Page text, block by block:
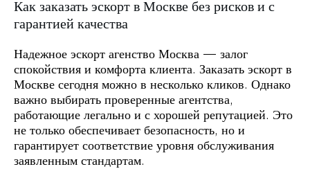
Как заказать эскорт в Москве без рисков и с
гарантией качества
Надежное эскорт агенство Москва — залог
спокойствия и комфорта клиента. Заказать эскорт в
Москве сегодня можно в несколько кликов. Однако
важно выбирать проверенные агентства,
работающие легально и с хорошей репутацией. Это
не только обеспечивает безопасность, но и
гарантирует соответствие уровня обслуживания
заявленным стандартам.